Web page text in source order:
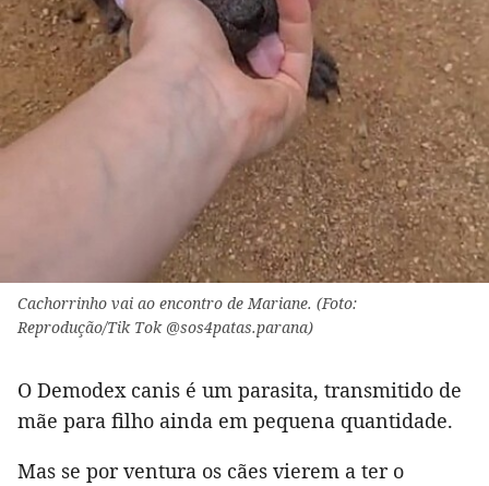
Cachorrinho vai ao encontro de Mariane. (Foto:
Reprodução/Tik Tok @sos4patas.parana)
O Demodex canis é um parasita, transmitido de
mãe para filho ainda em pequena quantidade.
Mas se por ventura os cães vierem a ter o